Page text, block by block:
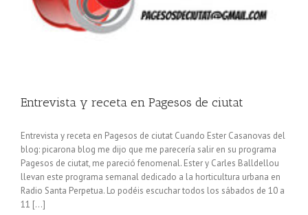
Entrevista y receta en Pagesos de ciutat
Entrevista y receta en Pagesos de ciutat Cuando Ester Casanovas del
blog: picarona blog me dijo que me parecería salir en su programa
Pagesos de ciutat, me pareció fenomenal. Ester y Carles Balldellou
llevan este programa semanal dedicado a la horticultura urbana en
Radio Santa Perpetua. Lo podéis escuchar todos los sábados de 10 a
11 [...]